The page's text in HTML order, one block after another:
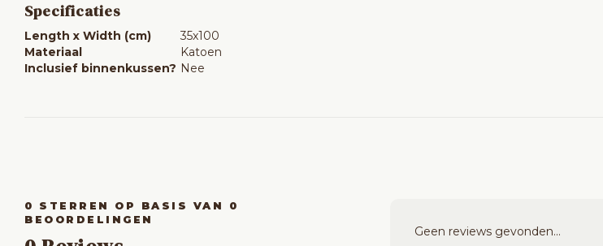
Specificaties
Length x Width (cm)
35x100
Materiaal
Katoen
Inclusief binnenkussen? Nee
0 STERREN OP BASIS VAN 0
BEOORDELINGEN
Geen reviews gevonden...